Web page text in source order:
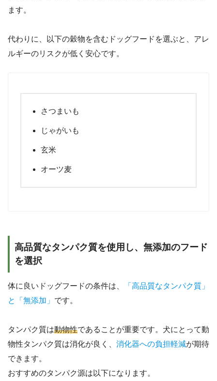
ます。
代わりに、以下の穀物を含むドッグフードを選ぶと、アレ
ルギーのリスクが低く安心です。
さつまいも
じゃがいも
玄米
オーツ麦
高品質なタンパク質を使用し、無添加のフード
を選択
体に良いドッグフードの条件は、
「高品質なタンパク質」
と「無添加」 です。
タンパク質は動物性であることが重要です。犬にとって動
物性タンパク質は消化が良く、 消化器への負担軽減が期待
できます。
おすすめのタンパク源は以下になります。